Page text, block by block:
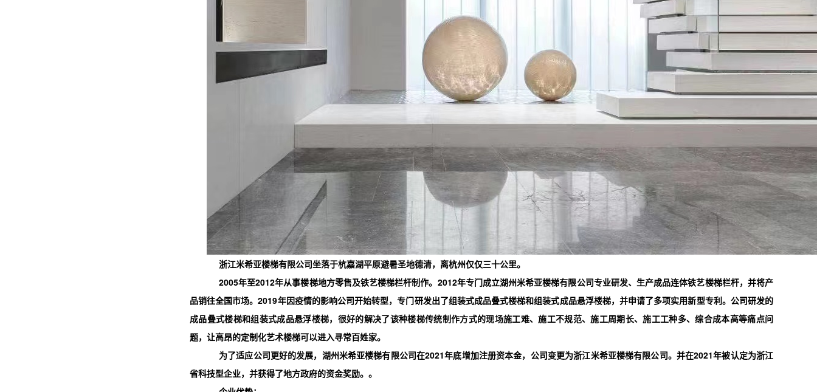
浙江米希亚楼梯有限公司坐落于杭嘉湖平原避暑圣地德清，离杭州仅仅三十公里。
2005年至2012年从事楼梯地方零售及铁艺楼梯栏杆制作。2012年专门成立湖州米希亚楼梯有限公司专业研发、生产成品连体铁艺楼梯栏杆，并将产
品销往全国市场。2019年因疫情的影响公司开始转型，专门研发出了组装式成品叠式楼梯和组装式成品悬浮楼梯，并申请了多项实用新型专利。公司研发的
成品叠式楼梯和组装式成品悬浮楼梯，很好的解决了该种楼梯传统制作方式的现场施工难、施工不规范、施工周期长、施工工种多、综合成本高等痛点问
题，让高昂的定制化艺术楼梯可以进入寻常百姓家。
为了适应公司更好的发展，湖州米希亚楼梯有限公司在2021年底增加注册资本金，公司变更为浙江米希亚楼梯有限公司。并在2021年被认定为浙江
省科技型企业，并获得了地方政府的资金奖励。。